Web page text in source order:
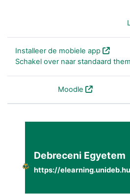
Installeer de mobiele app
Schakel over naar standaard
Moodle
Debreceni Egyetem
https://elearning.unideb.hu